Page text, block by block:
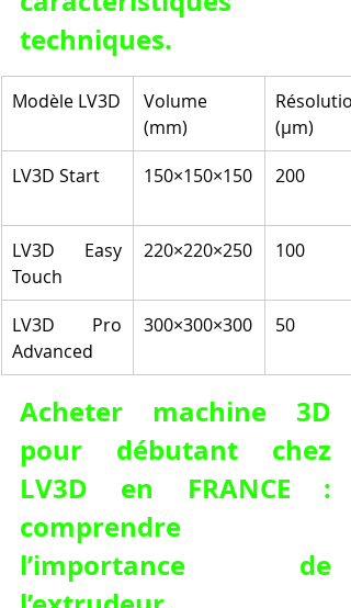
techniques.
Modèle LV3D
Volume
(mm)
Résolution
(µm)
LV3D Start
150×150×150 200
LV3D Easy
Touch
220×220×250 100
LV3D Pro
Advanced
300×300×300 50
Acheter machine 3D
pour débutant chez
LV3D en FRANCE :
comprendre
l’importance de